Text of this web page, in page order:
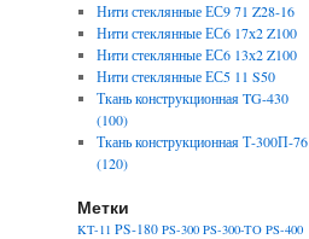
Нити стеклянные ЕС9 71 Z28-16
Нити стеклянные ЕС6 17х2 Z100
Нити стеклянные ЕС6 13х2 Z100
Нити стеклянные ЕС5 11 S50
Ткань конструкционная TG-430
(100)
Ткань конструкционная Т-300П-76
(120)
Метки
KT-11 PS-180 PS-300 PS-300-TO PS-400